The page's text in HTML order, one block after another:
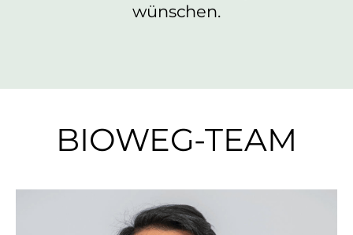
wünschen.
BIOWEG-TEAM